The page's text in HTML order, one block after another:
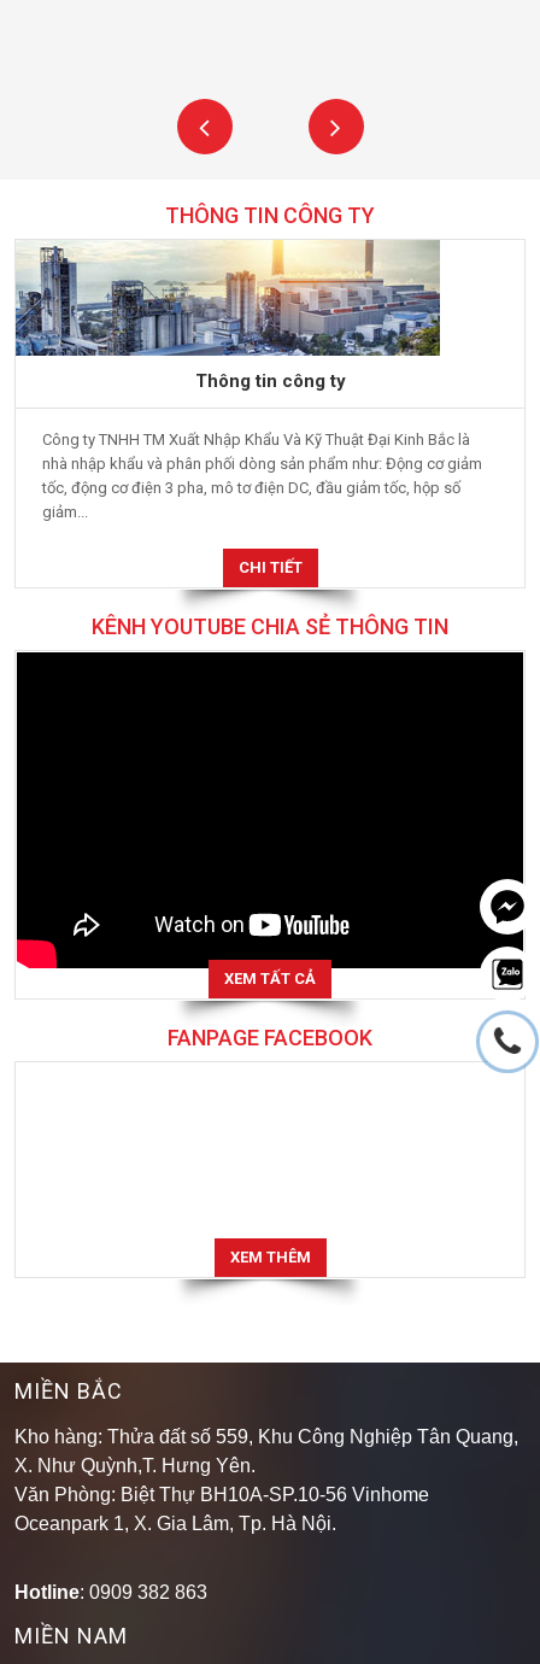
THÔNG TIN CÔNG TY
Thông tin công ty
Công ty TNHH TM Xuất Nhập Khẩu Và Kỹ Thuật Đại Kinh Bắc là
nhà nhập khẩu và phân phối dòng sản phẩm như: Động cơ giảm
tốc, động cơ điện 3 pha, mô tơ điện DC, đầu giảm tốc, hộp số
giảm...
CHI TIẾT
KÊNH YOUTUBE CHIA SẺ THÔNG TIN
XEM TẤT CẢ
FANPAGE FACEBOOK
XEM THÊM
MIỀN BẮC
Kho hàng: Thửa đất số 559, Khu Công Nghiệp Tân Quang,
X. Như Quỳnh,T. Hưng Yên.
Văn Phòng: Biệt Thự BH10A-SP.10-56 Vinhome
Oceanpark 1, X. Gia Lâm, Tp. Hà Nội.
Hotline: 0909 382 863
MIỀN NAM